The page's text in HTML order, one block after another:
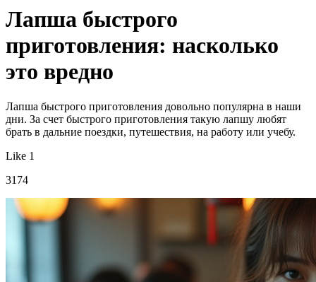
Лапша быстрого
приготовления: насколько
это вредно
Лапша быстрого приготовления довольно популярна в наши
дни. За счет быстрого приготовления такую лапшу любят
брать в дальние поездки, путешествия, на работу или учебу.
Like 1
3174